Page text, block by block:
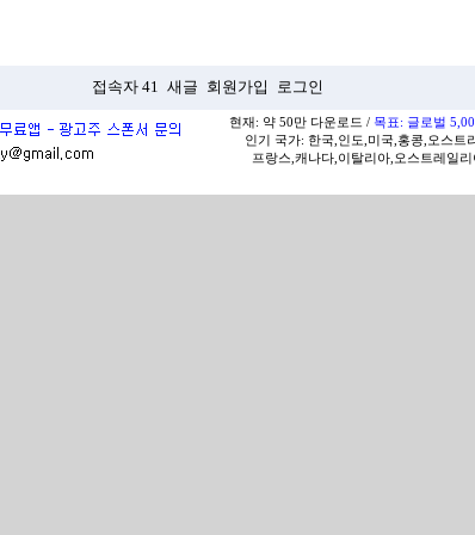
접속자 41 새글 회원가입 로그인
현재: 약 50만 다운로드 / 목표: 글로벌
인기 국가: 한국,인도,미국,홍콩,오스트
프랑스,캐나다,이탈리아,오스트레일